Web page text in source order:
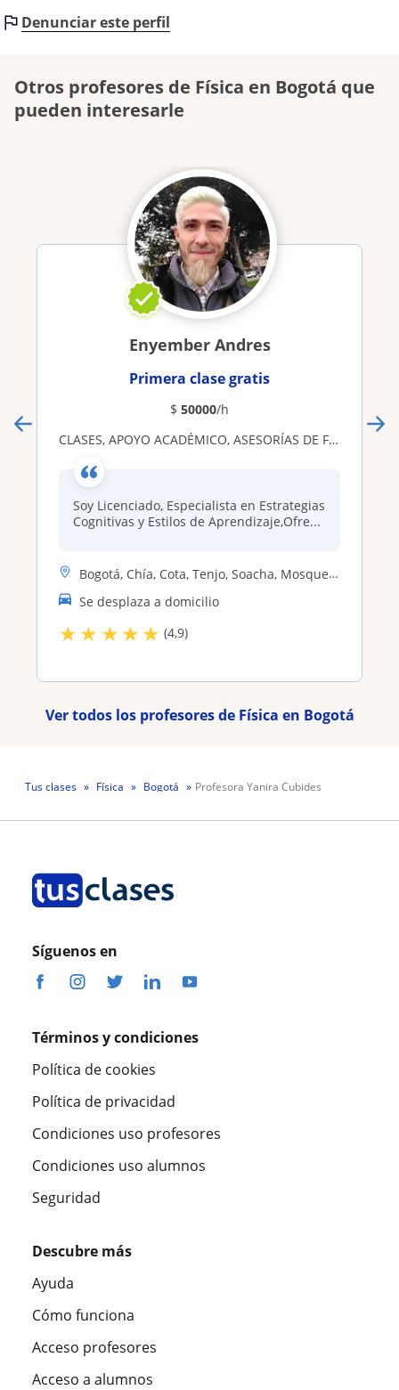
Denunciar este perfil
Otros profesores de Física en Bogotá que
pueden interesarle
Enyember Andres
Primera clase gratis
$ 50000/h
CLASES, APOYO ACADÉMICO, ASESORÍAS DE FÍSICA Y QUÍMICA SECUNDARIA Y UNIVERSITARIA
Soy Licenciado, Especialista en Estrategias
Cognitivas y Estilos de Aprendizaje,Ofre...
Bogotá, Chía, Cota, Tenjo, Soacha, Mosquera (Cundinamarca), Bojacá, Fu...
Se desplaza a domicilio
★★ ★★★ (4,9)
Ver todos los profesores de Física en Bogotá
Tus clases Física Bogotá Profesora Yanira Cubides
Síguenos en
Términos y condiciones
Política de cookies
Política de privacidad
Condiciones uso profesores
Condiciones uso alumnos
Seguridad
Descubre más
Ayuda
Cómo funciona
Acceso profesores
Acceso a alumnos